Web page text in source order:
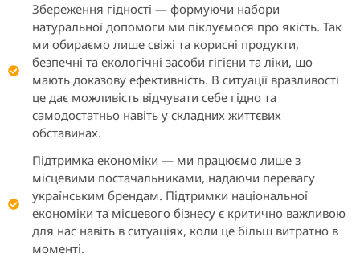
Збереження гідності — формуючи набори
натуральної допомоги ми піклуємося про якість. Так
ми обираємо лише свіжі та корисні продукти,
безпечні та екологічні засоби гігієни та ліки, що
мають доказову ефективність. В ситуації вразливості
це дає можливість відчувати себе гідно та
самодостатньо навіть у складних життєвих
обставинах.
Підтримка економіки — ми працюємо лише з
місцевими постачальниками, надаючи перевагу
українським брендам. Підтримки національної
економіки та місцевого бізнесу є критично важливою
для нас навіть в ситуаціях, коли це більш витратно в
моменті.